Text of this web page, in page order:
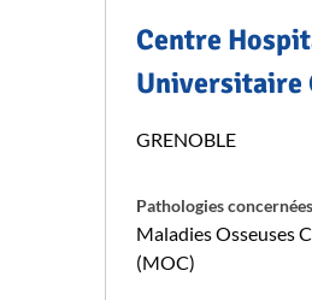
Centre
Universitaire
GRENOBLE
Pathologies
Maladies Osseuses
(MOC)